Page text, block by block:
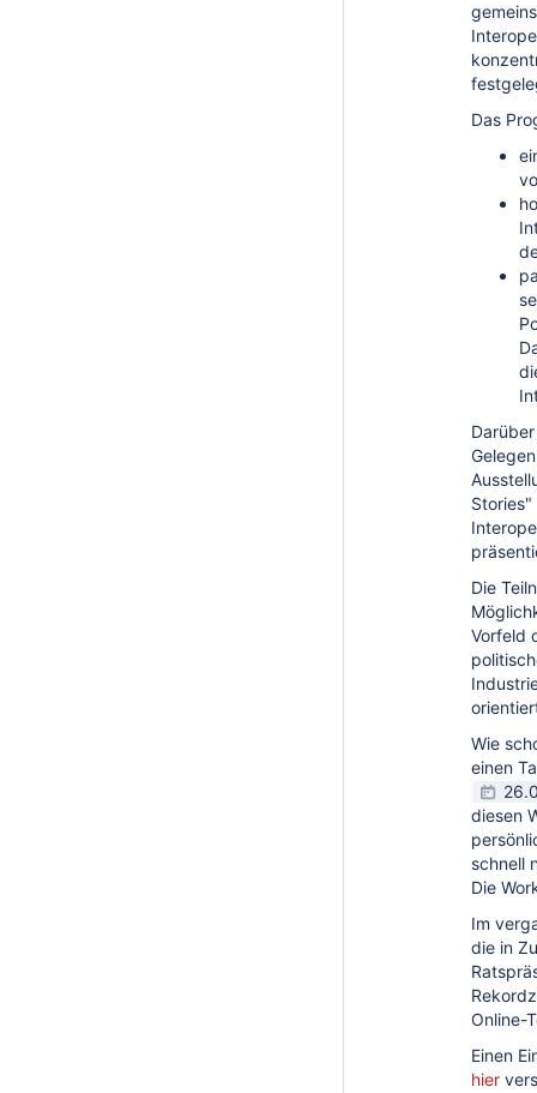
Das
Die
Vorfeld
Wie
einen
diesen
schnell
Die
Im
die in
Online-
Einen
hier